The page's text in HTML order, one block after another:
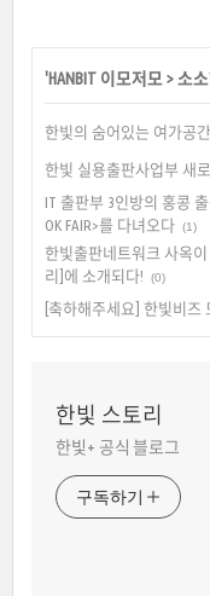
'HANBIT 이모저모 > 소
한빛의 숨어있는 여가공
한빛 실용출판사업부 새
IT 출판부 3인방의 홍콩 출
OK FAIR>를 다녀오다 (1)
한빛출판네트워크 사옥
리]에 소개되다!
(0)
[축하해주세요] 한빛비즈
한빛 스토리
한빛+ 공식 블로그
구독하기